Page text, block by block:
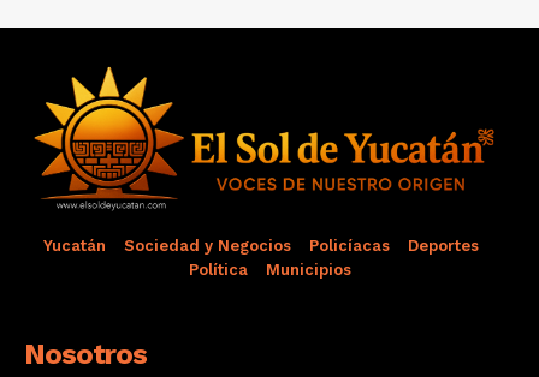
Yucatán Sociedad y Negocios Policíacas
Deportes
Política
Municipios
Nosotros